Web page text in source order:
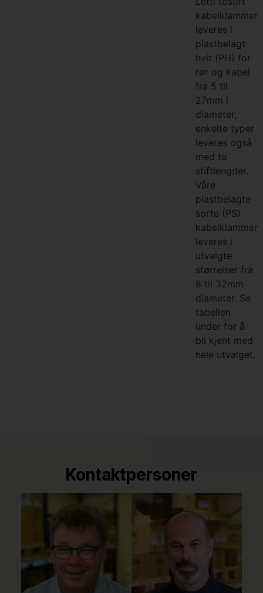
kabelklammer
leveres i
plastbelagt
hvit (PH) for
rør og kabel
fra 5 til
27mm i
diameter,
enkelte typer
leveres også
med to
stiftlengder.
Våre
plastbelagte
sorte (PS)
kabelklammer
leveres i
utvalgte
størrelser fra
8 til 32mm
diameter. Se
tabellen
under for å
bli kjent med
hele utvalget.
Kontaktpersoner